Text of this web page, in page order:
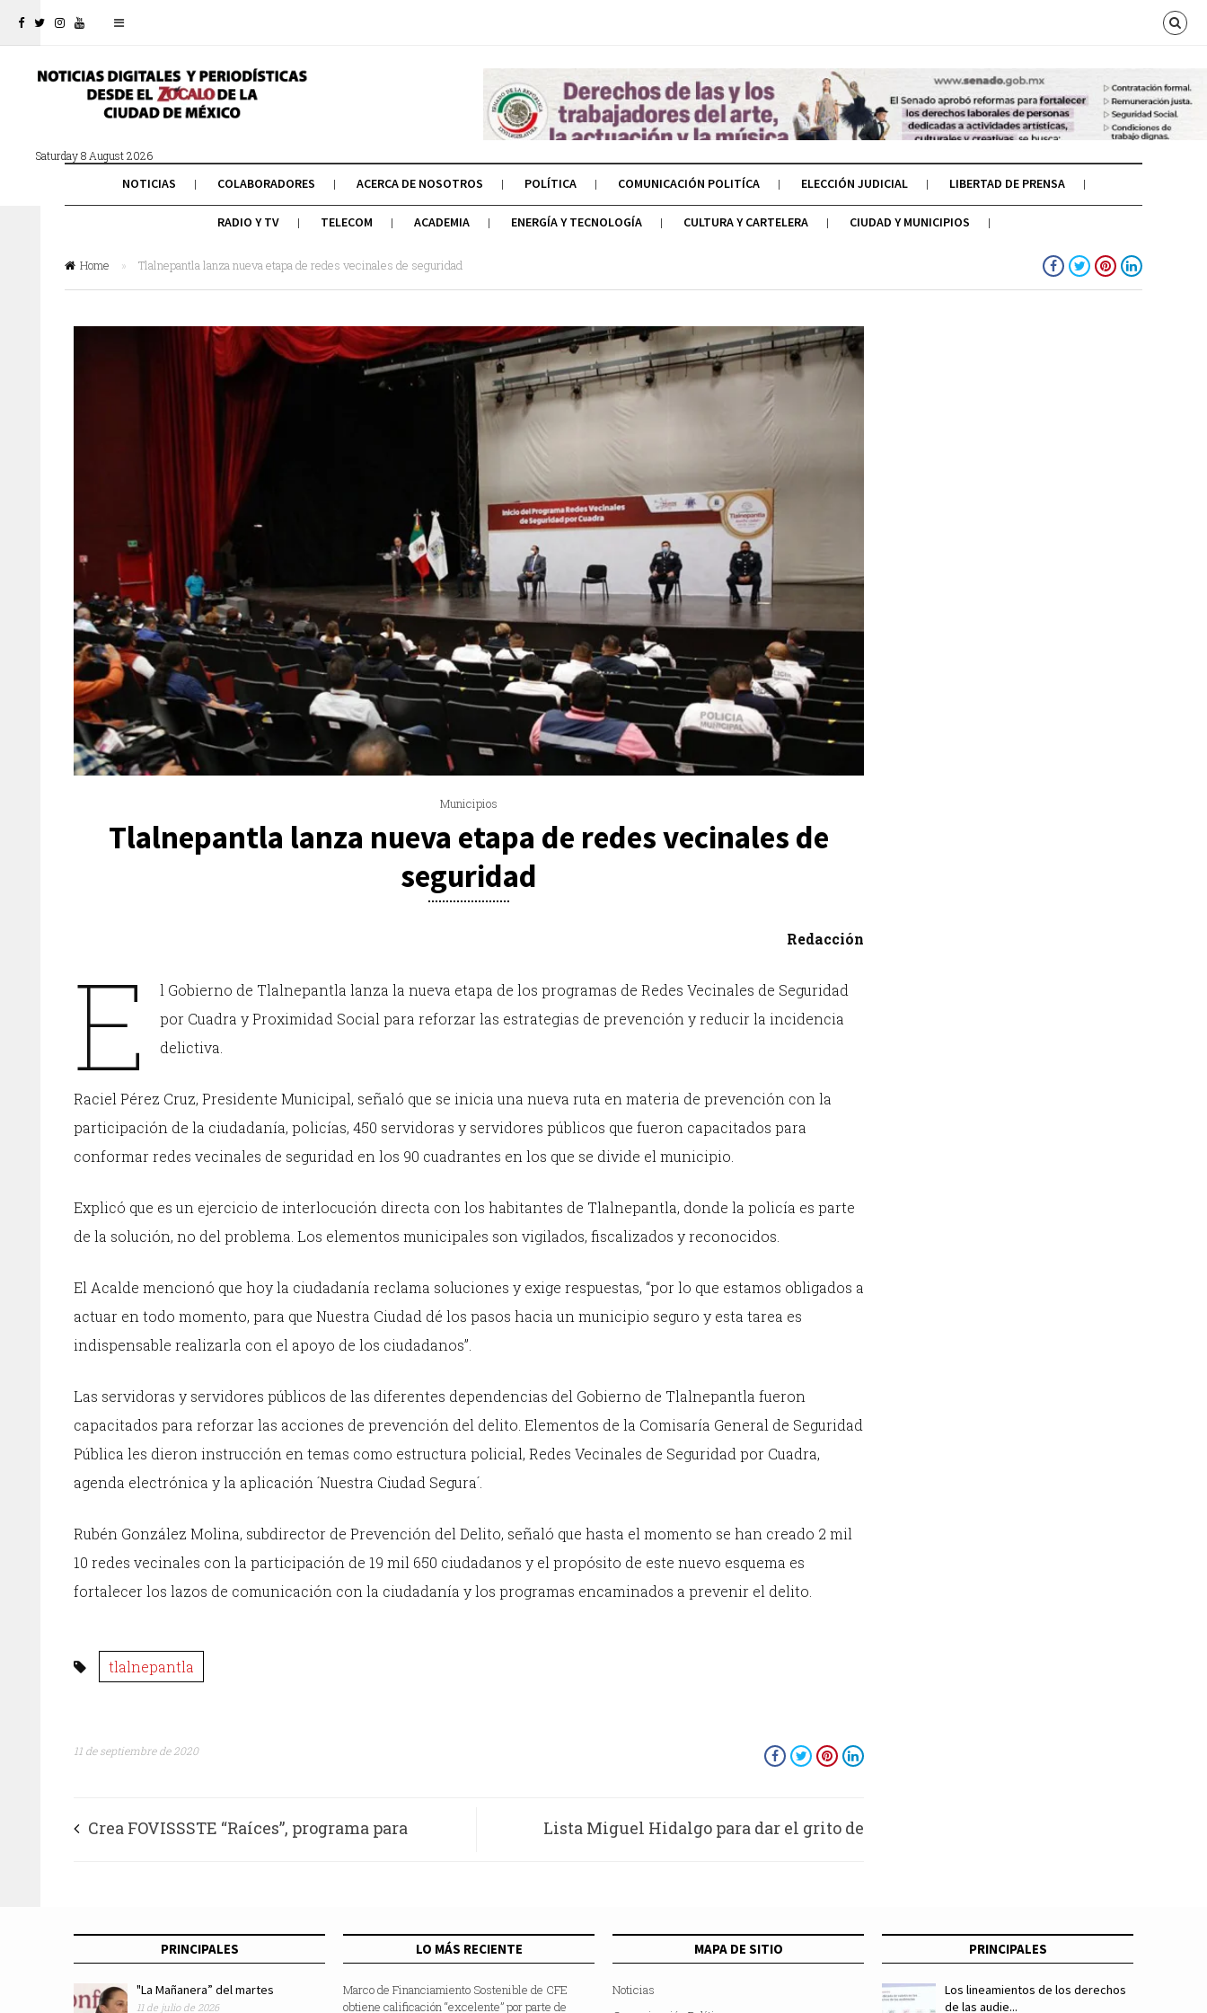
Saturday 8 August 2026
NOTICIAS COLABORADORES ACERCA DE NOSOTROS POLÍTICA COMUNICACIÓN POLITÍCA ELECCIÓN JUDICIAL LIBERTAD DE PRENSA
RADIO Y TV TELECOM ACADEMIA ENERGÍA Y TECNOLOGÍA CULTURA Y CARTELERA CIUDAD Y MUNICIPIOS
Home » Tlalnepantla lanza nueva etapa de redes vecinales de seguridad
Municipios
Tlalnepantla lanza nueva etapa de redes vecinales de
seguridad
Redacción
E
l Gobierno de Tlalnepantla lanza la nueva etapa de los programas de Redes Vecinales de Seguridad
por Cuadra y Proximidad Social para reforzar las estrategias de prevención y reducir la incidencia
delictiva.
Raciel Pérez Cruz, Presidente Municipal, señaló que se inicia una nueva ruta en materia de prevención con la
participación de la ciudadanía, policías, 450 servidoras y servidores públicos que fueron capacitados para
conformar redes vecinales de seguridad en los 90 cuadrantes en los que se divide el municipio.
Explicó que es un ejercicio de interlocución directa con los habitantes de Tlalnepantla, donde la policía es parte
de la solución, no del problema. Los elementos municipales son vigilados, fiscalizados y reconocidos.
El Acalde mencionó que hoy la ciudadanía reclama soluciones y exige respuestas, “por lo que estamos obligados a
actuar en todo momento, para que Nuestra Ciudad dé los pasos hacia un municipio seguro y esta tarea es
indispensable realizarla con el apoyo de los ciudadanos”.
Las servidoras y servidores públicos de las diferentes dependencias del Gobierno de Tlalnepantla fueron
capacitados para reforzar las acciones de prevención del delito. Elementos de la Comisaría General de Seguridad
Pública les dieron instrucción en temas como estructura policial, Redes Vecinales de Seguridad por Cuadra,
agenda electrónica y la aplicación ´Nuestra Ciudad Segura´.
Rubén González Molina, subdirector de Prevención del Delito, señaló que hasta el momento se han creado 2 mil
10 redes vecinales con la participación de 19 mil 650 ciudadanos y el propósito de este nuevo esquema es
fortalecer los lazos de comunicación con la ciudadanía y los programas encaminados a prevenir el delito.
tlalnepantla
11 de septiembre de 2020
Crea FOVISSSTE “Raíces”, programa para Lista Miguel Hidalgo para dar el grito de
PRINCIPALES
"La Mañanera” del martes
11 de julio de 2026
LO MÁS RECIENTE
Marco de Financiamiento Sostenible de CFE
obtiene calificación “excelente” por parte de
MAPA DE SITIO
Noticias
PRINCIPALES
Los lineamientos de los derechos
de las audie...